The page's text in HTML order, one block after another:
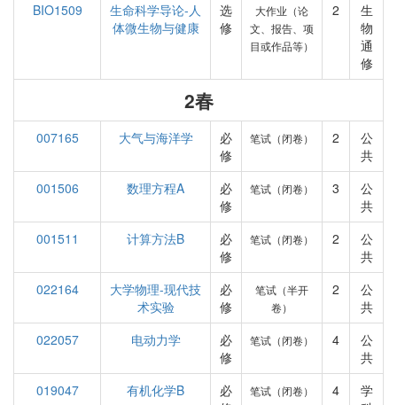
BIO1509
生命科学导论-人
体微生物与健康
选
修
大作业（论
文、报告、项
目或作品等）
2
生
物
通
修
2春
007165 大气与海洋学
必
修
笔试（闭卷） 2
公
共
001506
数理方程A
必
修
笔试（闭卷） 3
公
共
001511
计算方法B
必
修
笔试（闭卷） 2
公
共
022164
大学物理-现代技
术实验
必
修
笔试（半开
卷）
2
公
共
022057
电动力学
必
修
笔试（闭卷） 4
公
共
019047
有机化学B
必
笔试（闭卷） 4
学